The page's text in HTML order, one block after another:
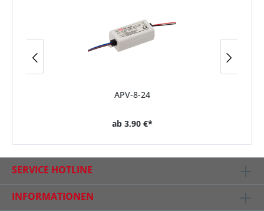
APV-8-24
ab 3,90 €*
SERVICE HOTLINE
INFORMATIONEN